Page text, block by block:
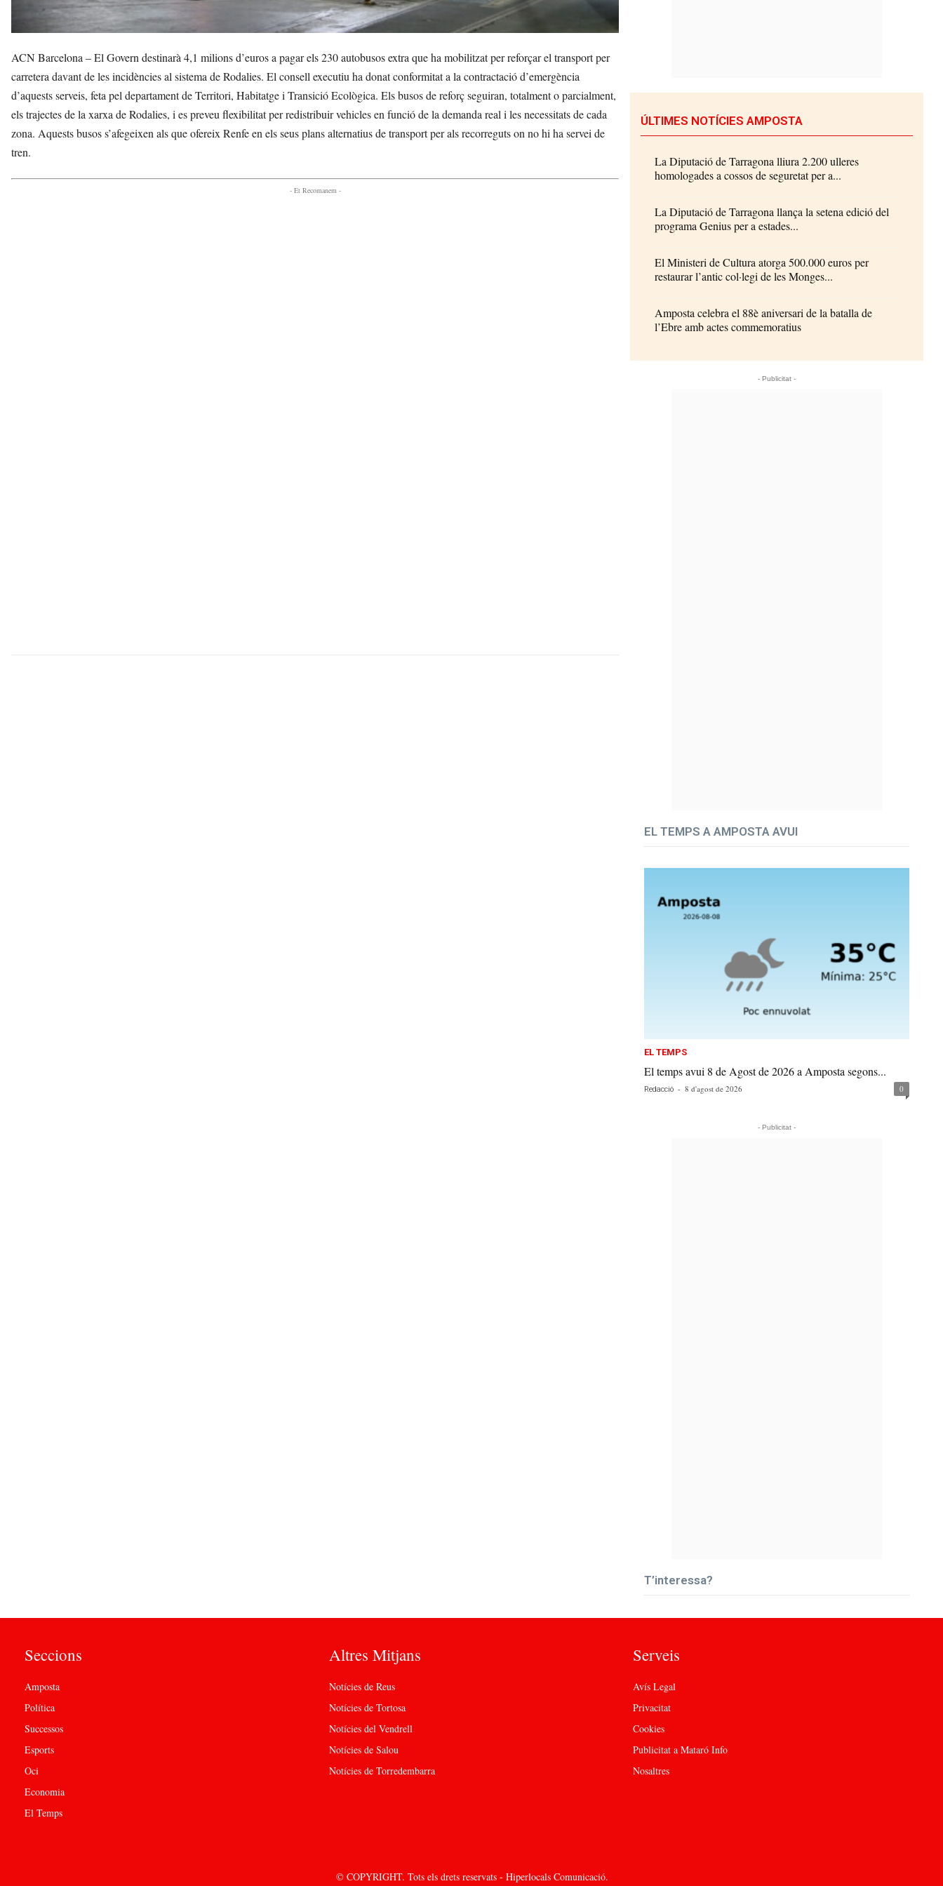
ACN Barcelona – El Govern destinarà 4,1 milions d’euros a pagar els 230 autobusos extra que ha mobilitzat per reforçar el transport per
carretera davant de les incidències al sistema de Rodalies. El consell executiu ha donat conformitat a la contractació d’emergència
d’aquests serveis, feta pel departament de Territori, Habitatge i Transició Ecològica. Els busos de reforç seguiran, totalment o parcialment,
els trajectes de la xarxa de Rodalies, i es preveu flexibilitat per redistribuir vehicles en funció de la demanda real i les necessitats de cada
zona. Aquests busos s’afegeixen als que ofereix Renfe en els seus plans alternatius de transport per als recorreguts on no hi ha servei de
tren.
- Et Recomanem -
ÚLTIMES NOTÍCIES AMPOSTA
La Diputació de Tarragona lliura 2.200 ulleres
homologades a cossos de seguretat per a...
La Diputació de Tarragona llança la setena edició del
programa Genius per a estades...
El Ministeri de Cultura atorga 500.000 euros per
restaurar l’antic col·legi de les Monges...
Amposta celebra el 88è aniversari de la batalla de
l’Ebre amb actes commemoratius
- Publicitat -
EL TEMPS A AMPOSTA AVUI
EL TEMPS
El temps avui 8 de Agost de 2026 a Amposta segons...
Redacció - 8 d'agost de 2026 0
- Publicitat -
T’interessa?
Seccions
Amposta
Política
Successos
Esports
Oci
Economia
El Temps
Altres Mitjans
Notícies de Reus
Notícies de Tortosa
Notícies del Vendrell
Notícies de Salou
Notícies de Torredembarra
Serveis
Avís Legal
Privacitat
Cookies
Publicitat a Mataró Info
Nosaltres
© COPYRIGHT. Tots els drets reservats - Hiperlocals Comunicació.